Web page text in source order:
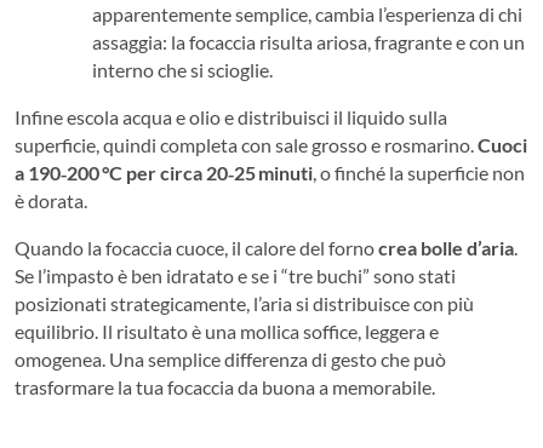
apparentemente semplice, cambia l’esperienza di chi
assaggia: la focaccia risulta ariosa, fragrante e con un
interno che si scioglie.
Infine escola acqua e olio e distribuisci il liquido sulla
superficie, quindi completa con sale grosso e rosmarino.Cuoci
a 190‑200 °C per circa 20‑25 minuti, o finché la superficie non
è dorata.
Quando la focaccia cuoce, il calore del fornocrea bolle d’aria.
Se l’impasto è ben idratato e se i “tre buchi” sono stati
posizionati strategicamente, l’aria si distribuisce con più
equilibrio. Il risultato è una mollica soffice, leggera e
omogenea. Una semplice differenza di gesto che può
trasformare la tua focaccia da buona a memorabile.